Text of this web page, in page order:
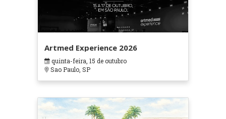
Artmed Experience 2026
quinta-feira, 15 de outubro
Sao Paulo, SP